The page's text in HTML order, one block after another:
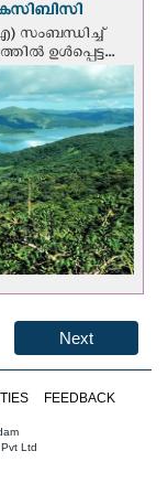
സംബന്ധിച്ച്
ഉൾപ്പെട്ട...
Next
FEEDBACK
Ltd